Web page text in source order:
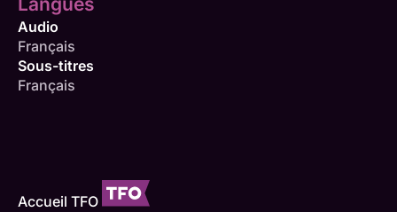
Audio
Français
Sous-titres
Français
Accueil TFO